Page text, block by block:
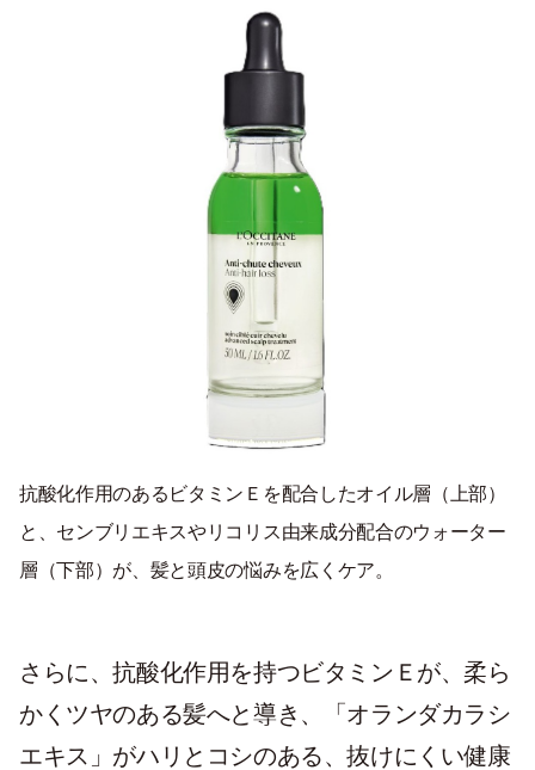
抗酸化作用のあるビタミンＥを配合したオイル層（上部）
と、センブリエキスやリコリス由来成分配合のウォーター
層（下部）が、髪と頭皮の悩みを広くケア。
さらに、抗酸化作用を持つビタミンＥが、柔ら
かくツヤのある髪へと導き、「オランダカラシ
エキス」がハリとコシのある、抜けにくい健康